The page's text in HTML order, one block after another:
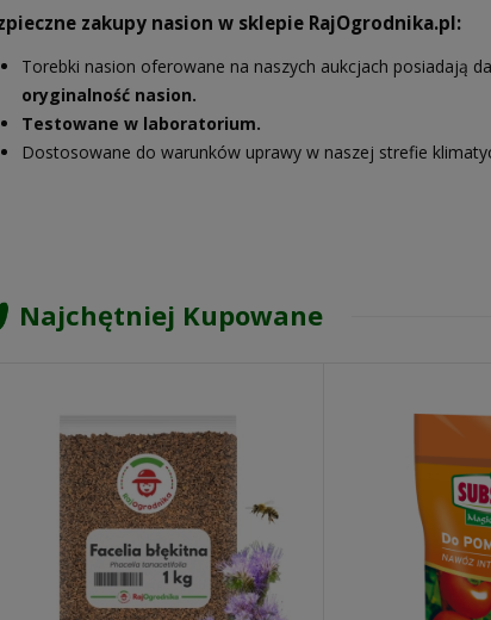
zakupy nasion w sklepie RajOgrodnika.pl:
Torebki nasion oferowane na naszych aukcjach posiadają
oryginalność nasion.
Testowane w laboratorium.
Dostosowane do warunków uprawy w naszej strefie
Najchętniej Kupowane